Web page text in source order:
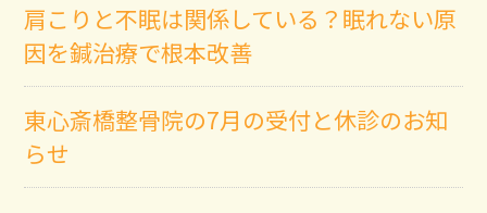
肩こりと不眠は関係している？眠れない原
因を鍼治療で根本改善
東心斎橋整骨院の7月の受付と休診のお知
らせ